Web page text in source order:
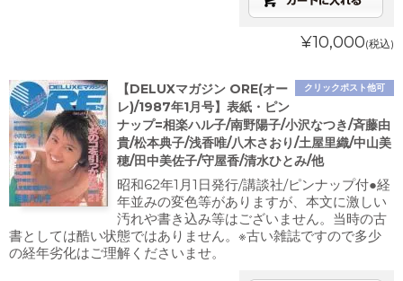
¥10,000(税込)
クリックポスト他可
【DELUXマガジン ORE(オー
レ)/1987年1月号】表紙・ピン
ナップ=相楽ハル子/南野陽子/小沢なつき/斉藤由
貴/松本典子/浅香唯/八木さおり/土屋里織/中山美
穂/田中美佐子/守屋香/清水ひとみ/他
昭和62年1月1日発行/講談社/ピンナップ付●経
年並みの変色等がありますが、本文に激しい
汚れや書き込み等はございません。当時の古
書としては酷い状態ではありません。※古い雑誌ですので多少
の経年劣化はご理解くださいませ。